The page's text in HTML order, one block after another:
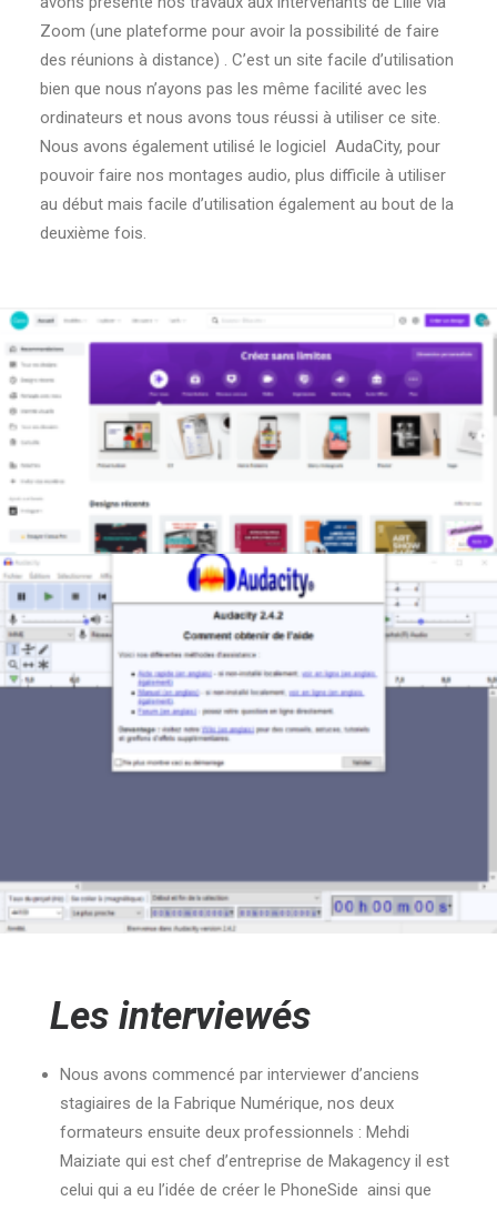
Zoom (une plateforme pour avoir la possibilité de faire
des réunions à distance) . C’est un site facile d’utilisation
bien que nous n’ayons pas les même facilité avec les
ordinateurs et nous avons tous réussi à utiliser ce site.
Nous avons également utilisé le logiciel AudaCity, pour
pouvoir faire nos montages audio, plus difficile à utiliser
au début mais facile d’utilisation également au bout de la
deuxième fois.
Les interviewés
Nous avons commencé par interviewer d’anciens
stagiaires de la Fabrique Numérique, nos deux
formateurs ensuite deux professionnels : Mehdi
Maiziate qui est chef d’entreprise de Makagency il est
celui qui a eu l’idée de créer le PhoneSide ainsi que